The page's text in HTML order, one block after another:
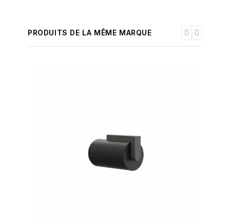
PRODUITS DE LA MÊME MARQUE